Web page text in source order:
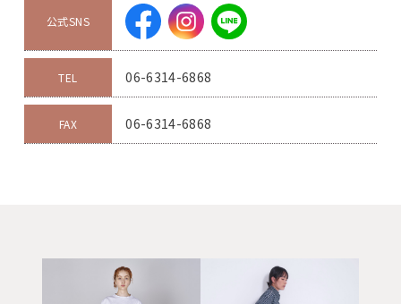
公式SNS
TEL 06-6314-6868
FAX 06-6314-6868